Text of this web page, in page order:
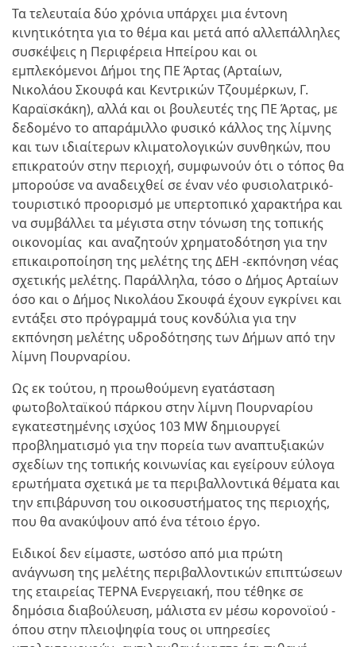
Τα τελευταία δύο χρόνια υπάρχει μια έντονη
κινητικότητα για το θέμα και μετά από αλλεπάλληλες
συσκέψεις η Περιφέρεια Ηπείρου και οι
εμπλεκόμενοι Δήμοι της ΠΕ Άρτας (Αρταίων,
Νικολάου Σκουφά και Κεντρικών Τζουμέρκων, Γ.
Καραϊσκάκη), αλλά και οι βουλευτές της ΠΕ Άρτας, με
δεδομένο το απαράμιλλο φυσικό κάλλος της λίμνης
και των ιδιαίτερων κλιματολογικών συνθηκών, που
επικρατούν στην περιοχή, συμφωνούν ότι ο τόπος θα
μπορούσε να αναδειχθεί σε έναν νέο φυσιολατρικό-
τουριστικό προορισμό με υπερτοπικό χαρακτήρα και
να συμβάλλει τα μέγιστα στην τόνωση της τοπικής
οικονομίας και αναζητούν χρηματοδότηση για την
επικαιροποίηση της μελέτης της ΔΕΗ -εκπόνηση νέας
σχετικής μελέτης. Παράλληλα, τόσο ο Δήμος Αρταίων
όσο και ο Δήμος Νικολάου Σκουφά έχουν εγκρίνει και
εντάξει στο πρόγραμμά τους κονδύλια για την
εκπόνηση μελέτης υδροδότησης των Δήμων από την
λίμνη Πουρναρίου.
Ως εκ τούτου, η προωθούμενη εγατάσταση
φωτοβολταϊκού πάρκου στην λίμνη Πουρναρίου
εγκατεστημένης ισχύος 103 MW δημιουργεί
προβληματισμό για την πορεία των αναπτυξιακών
σχεδίων της τοπικής κοινωνίας και εγείρουν εύλογα
ερωτήματα σχετικά με τα περιβαλλοντικά θέματα και
την επιβάρυνση του οικοσυστήματος της περιοχής,
που θα ανακύψουν από ένα τέτοιο έργο.
Ειδικοί δεν είμαστε, ωστόσο από μια πρώτη
ανάγνωση της μελέτης περιβαλλοντικών επιπτώσεων
της εταιρείας ΤΕΡΝΑ Ενεργειακή, που τέθηκε σε
δημόσια διαβούλευση, μάλιστα εν μέσω κορονοϊού -
όπου στην πλειοψηφία τους οι υπηρεσίες